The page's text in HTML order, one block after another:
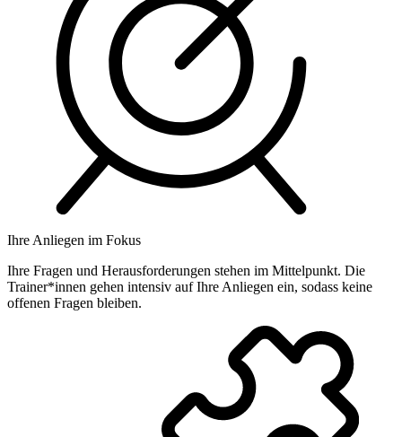
Ihre Anliegen im Fokus
Ihre Fragen und Herausforderungen stehen im Mittelpunkt. Die
Trainer*innen gehen intensiv auf Ihre Anliegen ein, sodass keine
offenen Fragen bleiben.